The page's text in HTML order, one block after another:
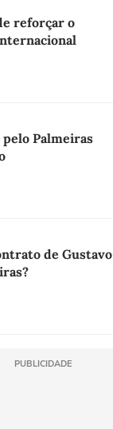
reforçar o
Palmeiras
de Gustavo
PUBLICIDADE